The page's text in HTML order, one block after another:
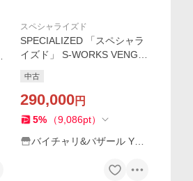
スペシャライズド
SPECIALIZED 「スペシャラ
イズド」 S-WORKS VENGE
ードバイク / 宇都宮店
中古
290,000円
5% （9,086pt）
バイチャリ&バザール Yah